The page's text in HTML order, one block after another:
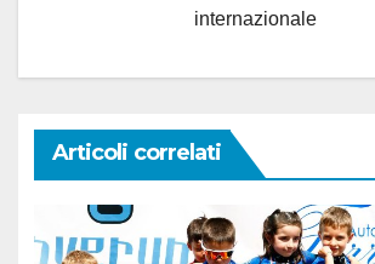
internazionale
Articoli correlati